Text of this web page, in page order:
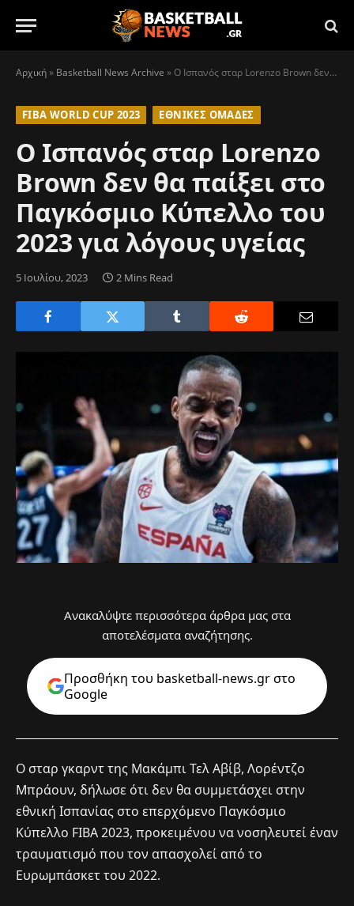
Αρχική» Basketball News Archive »Ο Ισπανός σταρ Lorenzo Brown δεν θα παίξει στο Παγκόσμιο Κύπελλο του 2023 για λόγους υγείας
FIBA WORLD CUP 2023 ΕΘΝΙΚΈΣ ΟΜΆΔΕΣ
Ο Ισπανός σταρ Lorenzo
Brown δεν θα παίξει στο
Παγκόσμιο Κύπελλο του
2023 για λόγους υγείας
5 Ιουλίου, 2023 2 Mins Read
Ανακαλύψτε περισσότερα άρθρα μας στα
αποτελέσματα αναζήτησης.
Προσθήκη του basketball-news.gr στo
Google
Ο σταρ γκαρντ της Μακάμπι Τελ Αβίβ, Λορέντζο
Μπράουν, δήλωσε ότι δεν θα συμμετάσχει στην
εθνική Ισπανίας στο επερχόμενο Παγκόσμιο
Κύπελλο FIBA 2023, προκειμένου να νοσηλευτεί έναν
τραυματισμό που τον απασχολεί από το
Ευρωμπάσκετ του 2022.